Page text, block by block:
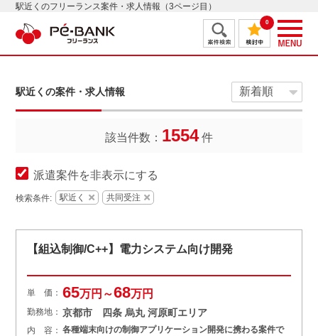
駅近くのフリーランス案件・求人情報（3ページ目）
0
駅近くの案件・求人情報
該当件数： 1554件
派遣案件を非表示にする
検索条件: 駅近く 共同受注
【組込制御/C++】電力システム向け開発
単 価： 65万円～68万円
勤務地： 京都市 四条 烏丸 河原町エリア
内 容： 各種端末向けの制御アプリケーション開発に携わる案件で